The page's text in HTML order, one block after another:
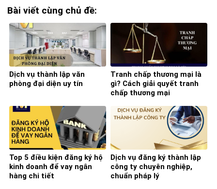
Bài viết cùng chủ đề:
Dịch vụ thành lập văn
phòng đại diện uy tín
Tranh chấp thương mại là
gì? Cách giải quyết tranh
chấp thương mại
Top 5 điều kiện đăng ký hộ
kinh doanh để vay ngân
hàng chi tiết
Dịch vụ đăng ký thành lập
công ty chuyên nghiệp,
chuẩn pháp lý